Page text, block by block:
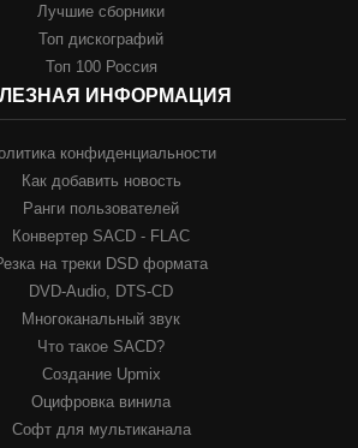
Лучшие сборники
Топ дискографий
Топ 100 Россия
ИНФОРМАЦИЯ
конфиденциальности
Как добавить новость
Ранги пользователей
Конвертер SACD - FLAC
на треки DSD формата
DVD-Audio, DTS-CD
Многоканальный звук
Что такое SACD?
Создание Upmix
Оцифровка винила
Софт для мультиканала